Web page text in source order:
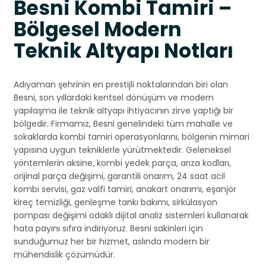
Besni Kombi Tamiri –
Bölgesel Modern
Teknik Altyapı Notları
Adıyaman şehrinin en prestijli noktalarından biri olan
Besni, son yıllardaki kentsel dönüşüm ve modern
yapılaşma ile teknik altyapı ihtiyacının zirve yaptığı bir
bölgedir. Firmamız, Besni genelindeki tüm mahalle ve
sokaklarda kombi tamiri operasyonlarını, bölgenin mimari
yapısına uygun tekniklerle yürütmektedir. Geleneksel
yöntemlerin aksine, kombi yedek parça, arıza kodları,
orijinal parça değişimi, garantili onarım, 24 saat acil
kombi servisi, gaz valfi tamiri, anakart onarımı, eşanjör
kireç temizliği, genleşme tankı bakımı, sirkülasyon
pompası değişimi odaklı dijital analiz sistemleri kullanarak
hata payını sıfıra indiriyoruz. Besni sakinleri için
sunduğumuz her bir hizmet, aslında modern bir
mühendislik çözümüdür.